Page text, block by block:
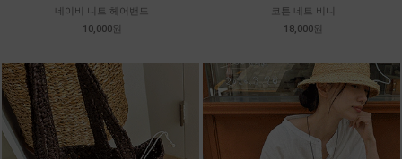
네이비 니트 헤어밴드
10,000원
코튼 네트 비니
18,000원